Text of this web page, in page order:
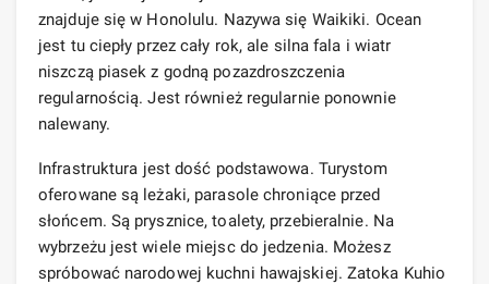
znajduje się w Honolulu. Nazywa się Waikiki. Ocean
jest tu ciepły przez cały rok, ale silna fala i wiatr
niszczą piasek z godną pozazdroszczenia
regularnością. Jest również regularnie ponownie
nalewany.
Infrastruktura jest dość podstawowa. Turystom
oferowane są leżaki, parasole chroniące przed
słońcem. Są prysznice, toalety, przebieralnie. Na
wybrzeżu jest wiele miejsc do jedzenia. Możesz
spróbować narodowej kuchni hawajskiej. Zatoka Kuhio